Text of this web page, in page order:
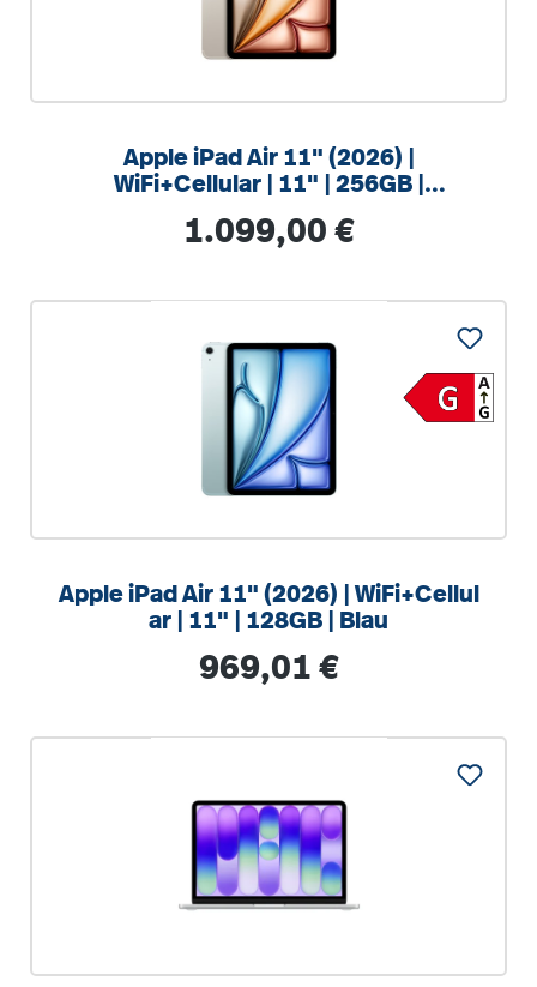
Apple iPad Air 11" (2026) |
WiFi+Cellular | 11" | 256GB |
Regulärer Preis:
1.099,00 €
Apple iPad Air 11" (2026) | WiFi+Cellul
ar | 11" | 128GB | Blau
Regulärer Preis:
969,01 €